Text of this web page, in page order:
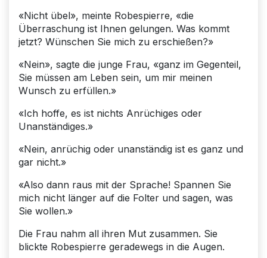
«Nicht übel», meinte Robespierre, «die
Überraschung ist Ihnen gelungen. Was kommt
jetzt? Wünschen Sie mich zu erschießen?»
«Nein», sagte die junge Frau, «ganz im Gegenteil,
Sie müssen am Leben sein, um mir meinen
Wunsch zu erfüllen.»
«Ich hoffe, es ist nichts Anrüchiges oder
Unanständiges.»
«Nein, anrüchig oder unanständig ist es ganz und
gar nicht.»
«Also dann raus mit der Sprache! Spannen Sie
mich nicht länger auf die Folter und sagen, was
Sie wollen.»
Die Frau nahm all ihren Mut zusammen. Sie
blickte Robespierre geradewegs in die Augen.